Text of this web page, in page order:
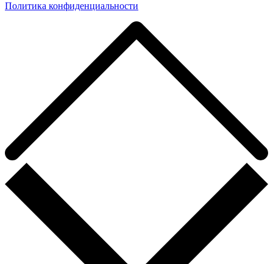
Политика конфиденциальности